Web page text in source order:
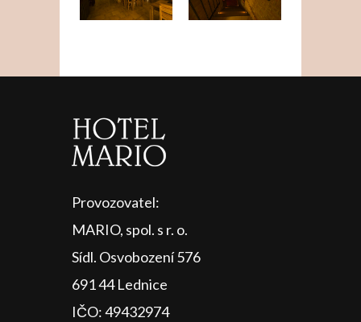
Provozovatel:
MARIO, spol. s r. o.
Sídl. Osvobození 576
691 44 Lednice
IČO: 49432974